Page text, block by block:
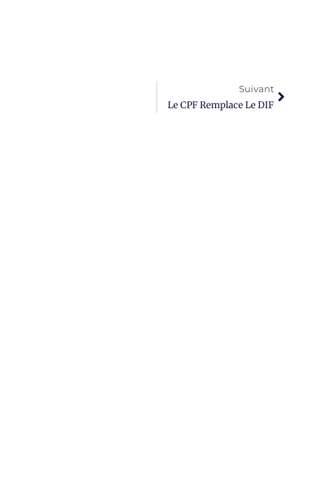
Suivant
Le CPF Remplace Le DIF